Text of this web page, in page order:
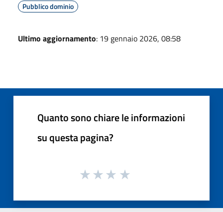
Pubblico dominio
Ultimo aggiornamento: 19 gennaio 2026, 08:58
Quanto sono chiare le informazioni
su questa pagina?